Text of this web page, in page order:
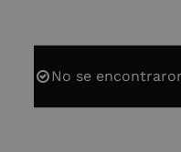
No se